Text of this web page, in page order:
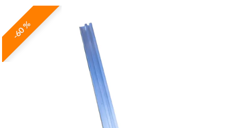
Landbruksutstyr
Hjem, hage, fritid og sjø
Vinter og snøutstyr
-60 %